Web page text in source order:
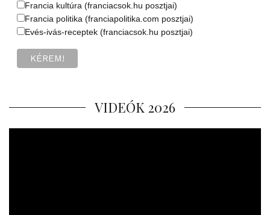
Francia kultúra (franciacsok.hu posztjai)
Francia politika (franciapolitika.com posztjai)
Evés-ivás-receptek (franciacsok.hu posztjai)
VIDEÓK 2026